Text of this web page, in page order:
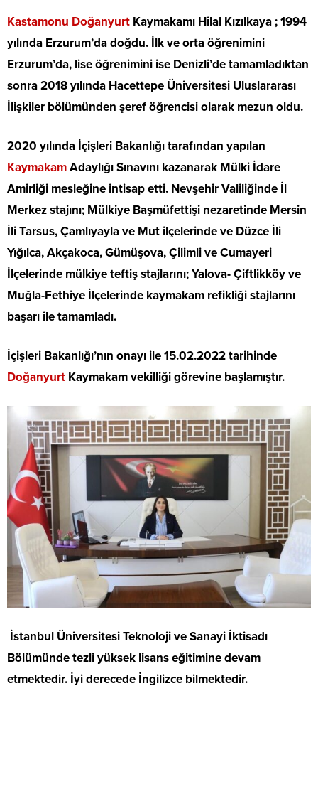
Kastamonu Doğanyurt Kaymakamı Hilal Kızılkaya ; 1994
yılında Erzurum’da doğdu. İlk ve orta öğrenimini
Erzurum’da, lise öğrenimini ise Denizli’de tamamladıktan
sonra 2018 yılında Hacettepe Üniversitesi Uluslararası
İlişkiler bölümünden şeref öğrencisi olarak mezun oldu.
2020 yılında İçişleri Bakanlığı tarafından yapılan
KaymakamAdaylığı Sınavını kazanarak Mülki İdare
Amirliği mesleğine intisap etti. Nevşehir Valiliğinde İl
Merkez stajını; Mülkiye Başmüfettişi nezaretinde Mersin
İli Tarsus, Çamlıyayla ve Mut ilçelerinde ve Düzce İli
Yığılca, Akçakoca, Gümüşova, Çilimli ve Cumayeri
İlçelerinde mülkiye teftiş stajlarını; Yalova- Çiftlikköy ve
Muğla-Fethiye İlçelerinde kaymakam refikliği stajlarını
başarı ile tamamladı.
İçişleri Bakanlığı’nın onayı ile 15.02.2022 tarihinde
Doğanyurt Kaymakam vekilliği görevine başlamıştır.
İstanbul Üniversitesi Teknoloji ve Sanayi İktisadı
Bölümünde tezli yüksek lisans eğitimine devam
etmektedir. İyi derecede İngilizce bilmektedir.